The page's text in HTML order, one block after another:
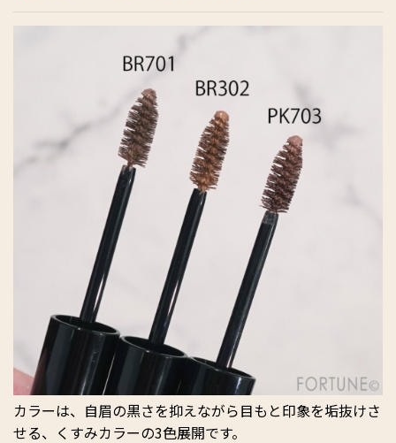
カラーは、自眉の黒さを抑えながら目もと印象を垢抜けさ
せる、くすみカラーの3色展開です。